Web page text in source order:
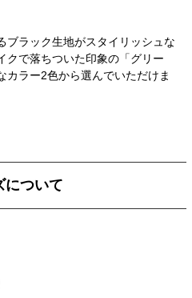
ブラック生地がスタイリッシュな
クで落ちついた印象の「グリー
カラー2色から選んでいただけま
について